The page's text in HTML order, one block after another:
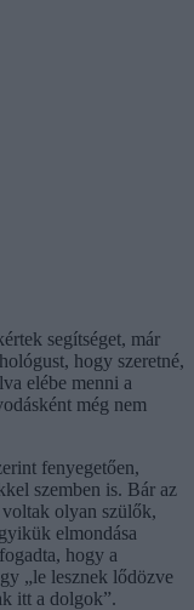
segítséget, már
hogy szeretné,
elébe menni a
még nem
fenyegetően,
szemben is. Bár az
voltak olyan szülők,
elmondása
hogy a
„le lesznek lődözve
itt a dolgok”.